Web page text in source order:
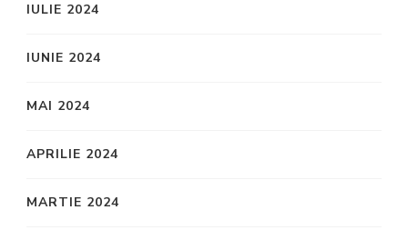
IULIE 2024
IUNIE 2024
MAI 2024
APRILIE 2024
MARTIE 2024